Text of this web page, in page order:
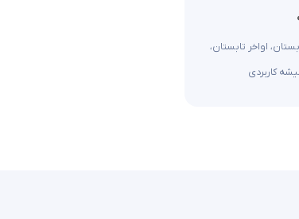
اواخر تابستان،
کاربردی